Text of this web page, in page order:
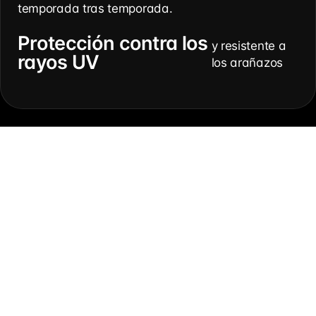
temporada tras temporada.
Protección contra los
rayos UV
y resistente a
los arañazos